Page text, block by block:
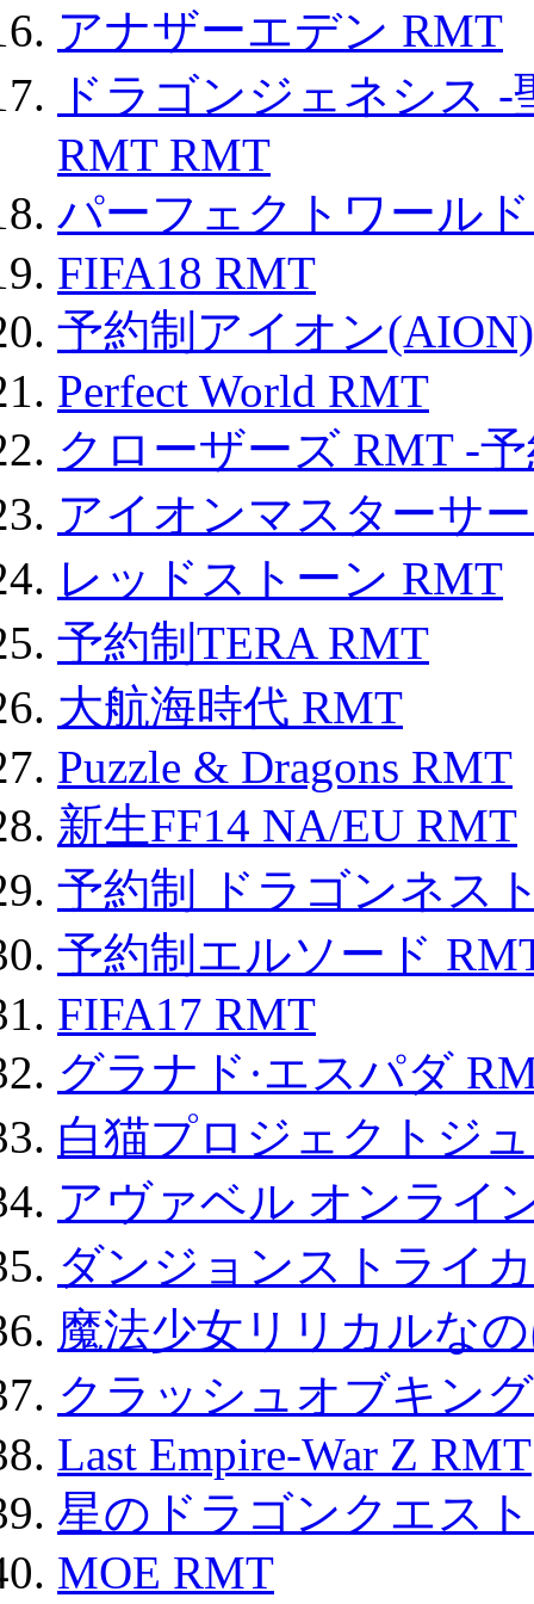
アナザーエデン RMT
ドラゴンジェネシス
RMT RMT
パーフェクトワール
FIFA18 RMT
予約制アイオン
Perfect World RMT
クローザーズ RMT -
アイオンマスターサ
レッドストーン RMT
予約制TERA RMT
大航海時代 RMT
Puzzle & Dragons RMT
新生FF14 NA/EU RMT
予約制 ドラゴンネス
予約制エルソード
FIFA17 RMT
グラナド·エスパダ
白猫プロジェクトジ
アヴァベル オンライ
ダンジョンストライ
魔法少女リリカルな
クラッシュオブキン
Last Empire-War Z RMT
星のドラゴンクエス
MOE RMT